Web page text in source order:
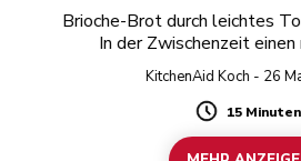
Brioche-Brot durch leichtes
In der Zwischenzeit
Pistazienaufstrich mit
zubereiten.
KitchenAid Koch - 26
Duration
15 Minuten